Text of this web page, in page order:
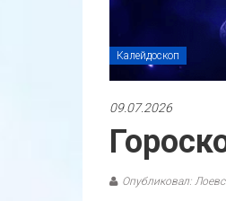
Калейдоскоп
09.07.2026
Опубликовал: